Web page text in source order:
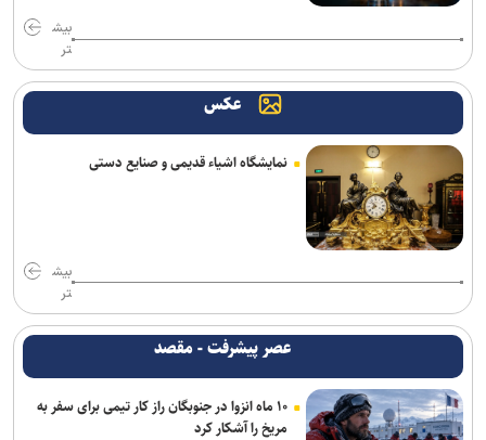
انتصاب سرپرست جدید فدراسیون ورزش کارگری
تور جهانی تنیس صربستان| بازماندن یزدانی از صعود به فینال
خورد
استارت دوباره همه ملی‌پوشان جهانی و بازی‌های آسیایی در کمپ تیم‌های
ملی؛ تذکر وزنی به نایب‌قهرمان جهان
بازگشت خلیفه و گودرزی به تمرینات آلومینیوم
ناکامی نماینده ایران در مسابقات ورزش های خیابانی
اژدهاکش رسما پرسپولیسی شد
بیش
تر
عکس
نمایشگاه اشیاء قدیمی و صنایع دستی
بیش
تر
عصر پیشرفت - مقصد
۱۰ ماه انزوا در جنوبگان راز کار تیمی برای سفر به
مریخ را آشکار کرد